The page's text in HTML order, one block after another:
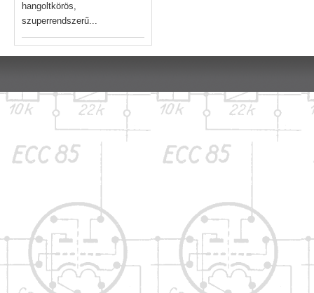
hangoltkörös,
szuperrendszerű...